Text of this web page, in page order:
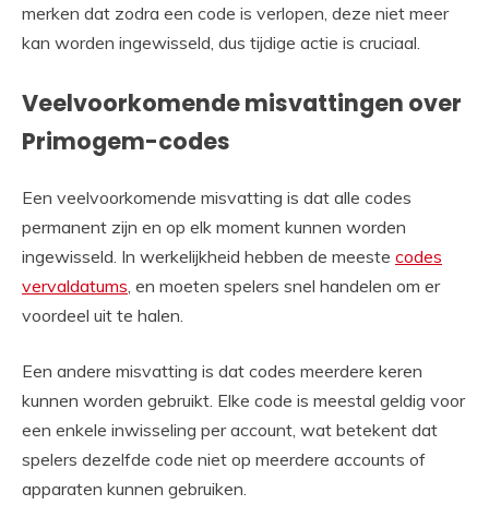
merken dat zodra een code is verlopen, deze niet meer
kan worden ingewisseld, dus tijdige actie is cruciaal.
Veelvoorkomende misvattingen over
Primogem-codes
Een veelvoorkomende misvatting is dat alle codes
permanent zijn en op elk moment kunnen worden
ingewisseld. In werkelijkheid hebben de meeste codes
vervaldatums , en moeten spelers snel handelen om er
voordeel uit te halen.
Een andere misvatting is dat codes meerdere keren
kunnen worden gebruikt. Elke code is meestal geldig voor
een enkele inwisseling per account, wat betekent dat
spelers dezelfde code niet op meerdere accounts of
apparaten kunnen gebruiken.